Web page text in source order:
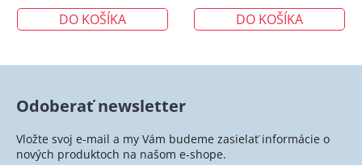
DO KOŠÍKA DO KOŠÍKA
Odoberať newsletter
Vložte svoj e-mail a my Vám budeme zasielať informácie o
nových produktoch na našom e-shope.